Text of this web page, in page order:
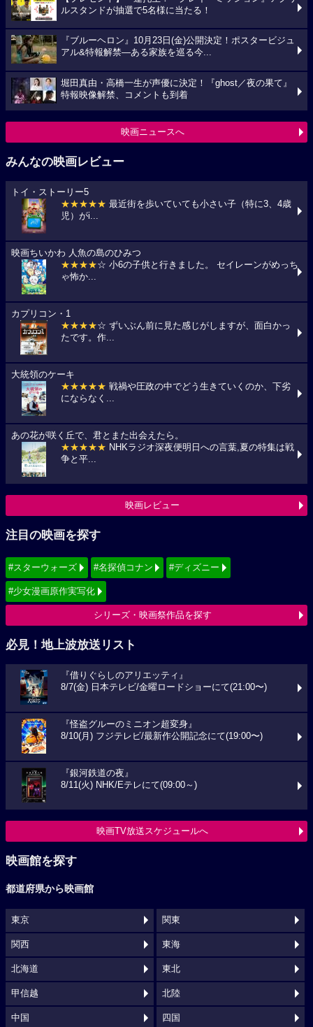
ルスタンドが抽選で5名様に当たる！
『ブルーヘロン』10月23日(金)公開決定！ポスタービジュ
アル&特報解禁―ある家族を巡る今...
堀田真由・高橋一生が声優に決定！『ghost／夜の果て』
特報映像解禁、コメントも到着
映画ニュースへ
みんなの映画レビュー
トイ・ストーリー5
★★★★★ 最近街を歩いていても小さい子（特に3、4歳
児）がi...
映画ちいかわ 人魚の島のひみつ
★★★★☆ 小6の子供と行きました。 セイレーンがめっち
ゃ怖か...
カプリコン・1
★★★★☆ ずいぶん前に見た感じがしますが、面白かっ
たです。作...
大統領のケーキ
★★★★★ 戦禍や圧政の中でどう生きていくのか、下劣
にならなく...
あの花が咲く丘で、君とまた出会えたら。
★★★★★ NHKラジオ深夜便明日への言葉,夏の特集は戦
争と平...
映画レビュー
注目の映画を探す
#スターウォーズ #名探偵コナン #ディズニー
#少女漫画原作実写化
シリーズ・映画祭作品を探す
必見！地上波放送リスト
『借りぐらしのアリエッティ』
8/7(金) 日本テレビ/金曜ロードショーにて(21:00〜)
『怪盗グルーのミニオン超変身』
8/10(月) フジテレビ/最新作公開記念にて(19:00〜)
『銀河鉄道の夜』
8/11(火) NHK/Eテレにて(09:00～)
映画TV放送スケジュールへ
映画館を探す
都道府県から映画館
東京 関東
関西 東海
北海道 東北
甲信越 北陸
中国 四国